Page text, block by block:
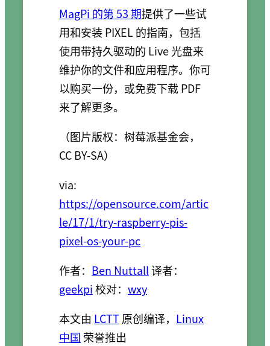
MagPi 的第 53 期提供了一些试
用和安装 PIXEL 的指南，包括
使用带持久驱动的 Live 光盘来
维护你的文件和应用程序。你可
以购买一份，或免费下载 PDF
来了解更多。
（图片版权：树莓派基金会，
CC BY-SA）
via:
https://opensource.com/artic
le/17/1/try-raspberry-pis-
pixel-os-your-pc
作者： Ben Nuttall译者：
geekpi校对： wxy
本文由 LCTT原创编译， Linux
中国荣誉推出